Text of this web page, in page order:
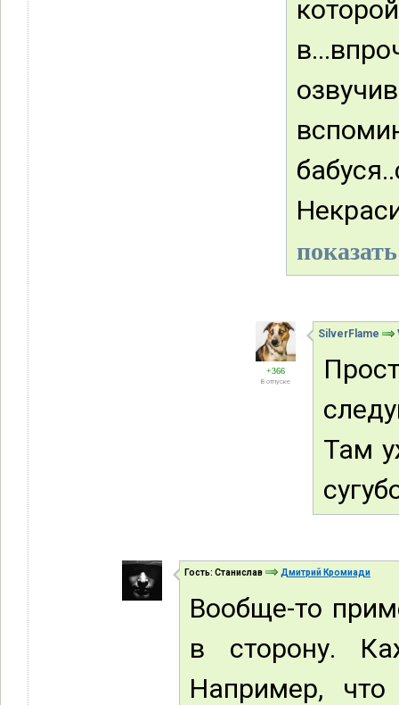
+366
В отпуске
SilverFlame
Там
Гость: Станислав Дмитрий Кромиади
Вообще-то
в сторону.
Например,